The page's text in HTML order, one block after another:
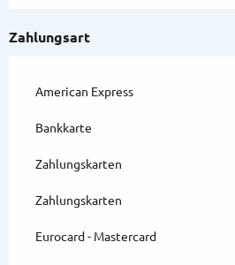
Zahlungsart
American Express
Bankkarte
Zahlungskarten
Zahlungskarten
Eurocard - Mastercard